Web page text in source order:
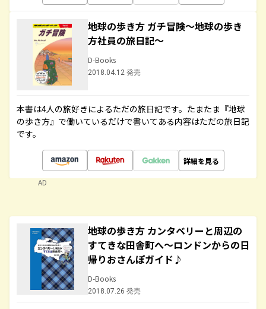
地球の歩き方 ガチ冒険～地球の歩き
方社員の旅日記～
D-Books
2018.04.12 発売
本書は4人の旅好きによるただの旅日記です。たまたま『地球
の歩き方』で働いているだけで書いてある内容はただの旅日記
です。
詳細を見る
AD
地球の歩き方 カンタベリーと周辺の
すてきな田舎町へ～ロンドンからの日
帰りおさんぽガイド♪
D-Books
2018.07.26 発売